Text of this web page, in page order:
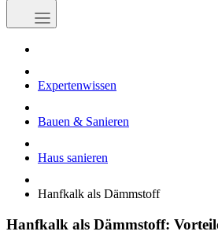
Expertenwissen
Bauen & Sanieren
Haus sanieren
Hanfkalk als Dämmstoff
Hanfkalk als Dämmstoff: